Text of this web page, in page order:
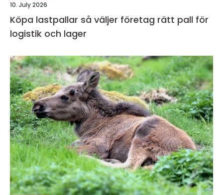
10. July 2026
Köpa lastpallar så väljer företag rätt pall för
logistik och lager